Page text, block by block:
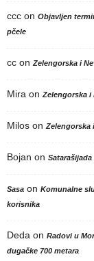
ccc on Objavljen
pčele
cc onZelengorska i
Mira onZelengorska i
Milos onZelengorska
Bojan on
Sasa on Komunalne
korisnika
Deda on Radovi u
dugačke 700 metara